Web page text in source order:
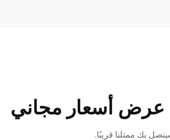
أسعار مجاني
بك ممثلنا قريبًا.